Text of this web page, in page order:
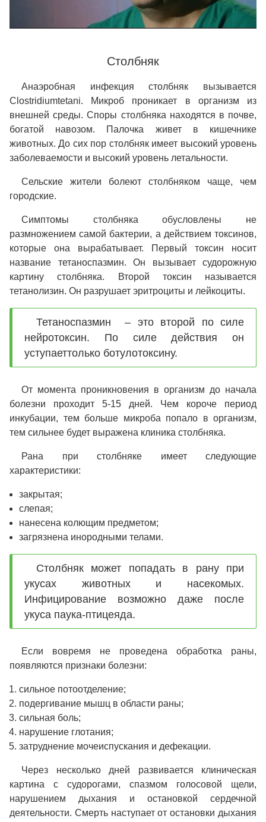
Столбняк
Анаэробная инфекция столбняк вызывается
Clostridiumtetani. Микроб проникает в организм из
внешней среды. Споры столбняка находятся в почве,
богатой навозом. Палочка живет в кишечнике
животных. До сих пор столбняк имеет высокий уровень
заболеваемости и высокий уровень летальности.
Сельские жители болеют столбняком чаще, чем
городские.
Симптомы столбняка обусловлены не
размножением самой бактерии, а действием токсинов,
которые она вырабатывает. Первый токсин носит
название тетаноспазмин. Он вызывает судорожную
картину столбняка. Второй токсин называется
тетанолизин. Он разрушает эритроциты и лейкоциты.
Тетаноспазмин – это второй по силе
нейротоксин. По силе действия он
уступаеттолько ботулотоксину.
От момента проникновения в организм до начала
болезни проходит 5-15 дней. Чем короче период
инкубации, тем больше микроба попало в организм,
тем сильнее будет выражена клиника столбняка.
Рана при столбняке имеет следующие
характеристики:
закрытая;
слепая;
нанесена колющим предметом;
загрязнена инородными телами.
Столбняк может попадать в рану при
укусах животных и насекомых.
Инфицирование возможно даже после
укуса паука-птицеяда.
Если вовремя не проведена обработка раны,
появляются признаки болезни:
сильное потоотделение;
подергивание мышц в области раны;
сильная боль;
нарушение глотания;
затруднение мочеиспускания и дефекации.
Через несколько дней развивается клиническая
картина с судорогами, спазмом голосовой щели,
нарушением дыхания и остановкой сердечной
деятельности. Смерть наступает от остановки дыхания